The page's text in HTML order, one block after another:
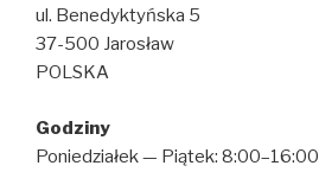
ul. Benedyktyńska 5
37-500 Jarosław
POLSKA
Godziny
Poniedziałek — Piątek: 8:00–16:00